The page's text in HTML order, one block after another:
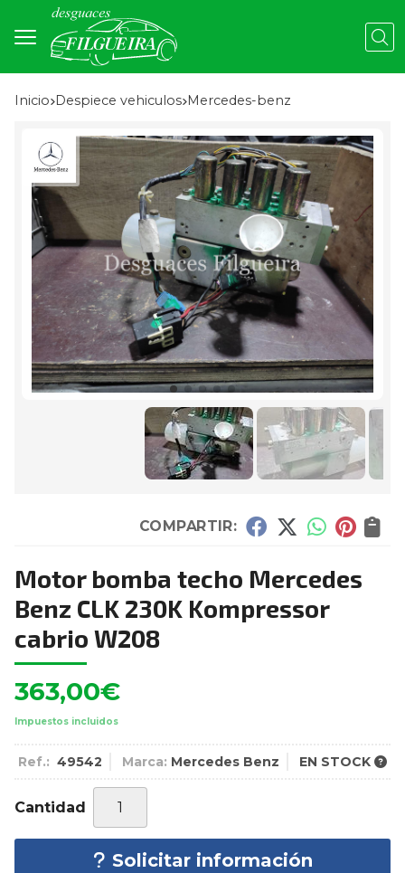
Inicio despiece vehiculos mercedes-benz
COMPARTIR:
Motor bomba techo Mercedes
Benz CLK 230K Kompressor
cabrio W208
363,00€
Impuestos incluidos
Ref.: 49542 Marca: Mercedes Benz EN STOCK
Cantidad
Solicitar información